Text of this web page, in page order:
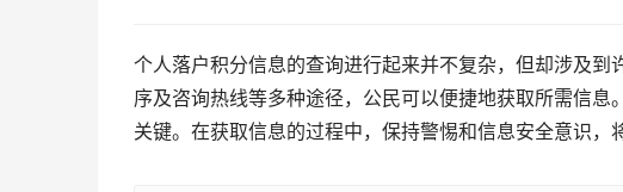
个人落户积分信息的查询进行起来并不复杂，但却涉及
序及咨询热线等多种途径，公民可以便捷地获取所需信
关键。在获取信息的过程中，保持警惕和信息安全意识，